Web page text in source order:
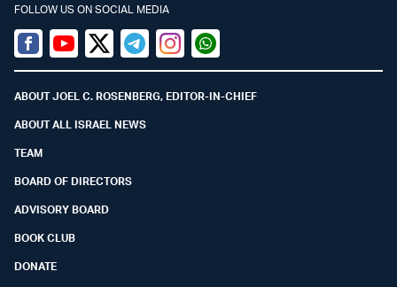
FOLLOW US ON SOCIAL MEDIA
Facebook
YoutubeTwitter (X)
TelegramInstagramWhatsapp
ABOUT JOEL C. ROSENBERG, EDITOR-IN-CHIEF
ABOUT ALL ISRAEL NEWS
TEAM
BOARD OF DIRECTORS
ADVISORY BOARD
BOOK CLUB
DONATE